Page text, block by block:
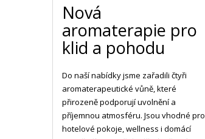
Nová
aromaterapie pro
klid a pohodu
Do naší nabídky jsme zařadili čtyři
aromaterapeutické vůně, které
přirozeně podporují uvolnění a
příjemnou atmosféru. Jsou vhodné pro
hotelové pokoje, wellness i domácí